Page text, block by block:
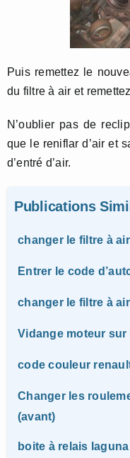
Puis remettez le
du filtre à air et
N’oublier pas de
que le reniflar d’air et
d’entré d’air.
Publications
changer le filtre à
Entrer le code
changer le filtre à
Vidange moteur sur
code couleur
Changer les
(avant)
boite à relais